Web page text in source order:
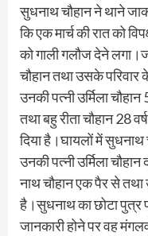
सुधनाथ चौहान ने थाने
कि एक मार्च की रात को
को गाली गलौज देने
चौहान तथा उसके परिवार
उनकी पत्नी उर्मिला
तथा बहु रीता चौहान 28
दिया है।घायलों में
उनकी पत्नी उर्मिला
नाथ चौहान एक पैर से
है।सुधनाथ का छोटा पुत्र
जानकारी होने पर वह